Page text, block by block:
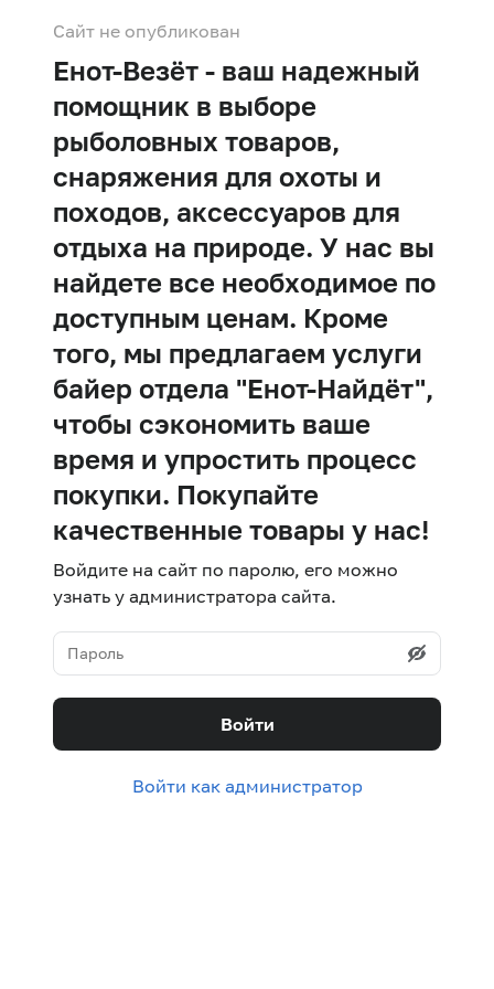
Сайт не опубликован
Енот-Везёт - ваш надежный
помощник в выборе
рыболовных товаров,
снаряжения для охоты и
походов, аксессуаров для
отдыха на природе. У нас вы
найдете все необходимое по
доступным ценам. Кроме
того, мы предлагаем услуги
байер отдела "Енот-Найдёт",
чтобы сэкономить ваше
время и упростить процесс
покупки. Покупайте
качественные товары у нас!
Войдите на сайт по паролю, его можно
узнать у администратора сайта.
Войти
Войти как администратор